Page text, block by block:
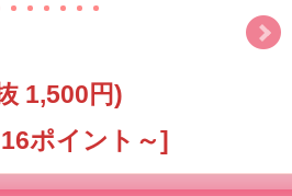
1,500円)
ポイント～]